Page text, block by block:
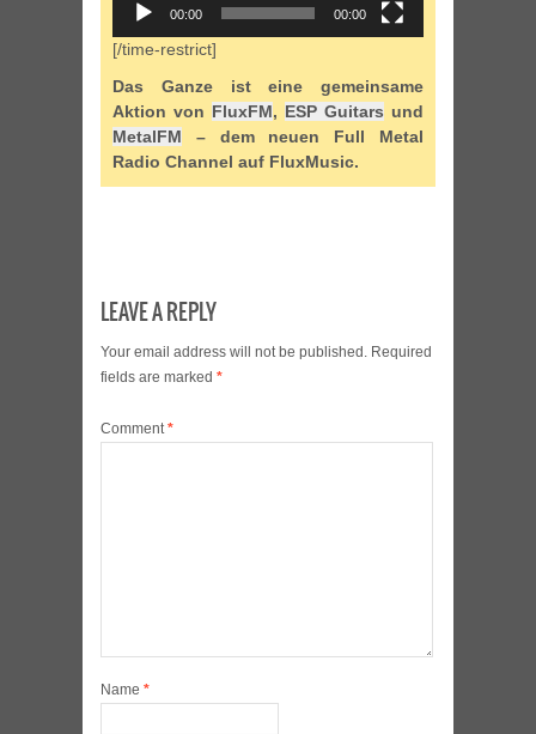
00:00 00:00
[/time-restrict]
Das Ganze ist eine gemeinsame
Aktion von FluxFM, ESP Guitars und
MetalFM – dem neuen Full Metal
Radio Channel auf FluxMusic.
LEAVE A REPLY
Your email address will not be published. Required
fields are marked *
Comment*
Name *